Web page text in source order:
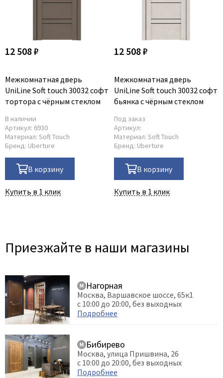
Oro - Oro
Philips
Porte Vista
Portika
Poseidon
Profil Doors
Profilo Porte
Protector
Regidoors
STR
Valcomp
Verum
Viporte
Zadoor
12 508 ₽
Межкомнатная дверь
UniLine Soft touch 30032 софт
тортора с чёрным стеклом
В наличии
Артикул: 6930
Материал: Soft Touch
Бренд: Uberture
В корзину
Купить в 1 клик
12 508 ₽
Межкомнатная дверь
UniLine Soft touch 30032 софт
бьянка с чёрным стеклом
Под заказ
Артикул:
Материал: Soft Touch
Бренд: Uberture
В корзину
Купить в 1 клик
Приезжайте в наши магазины
Нагорная
Москва, Варшавское шоссе, 65к1
с 10:00 до 20:00, без выходных
Подробнее
Бибирево
Москва, улица Пришвина, 26
с 10:00 до 20:00, без выходных
Подробнее